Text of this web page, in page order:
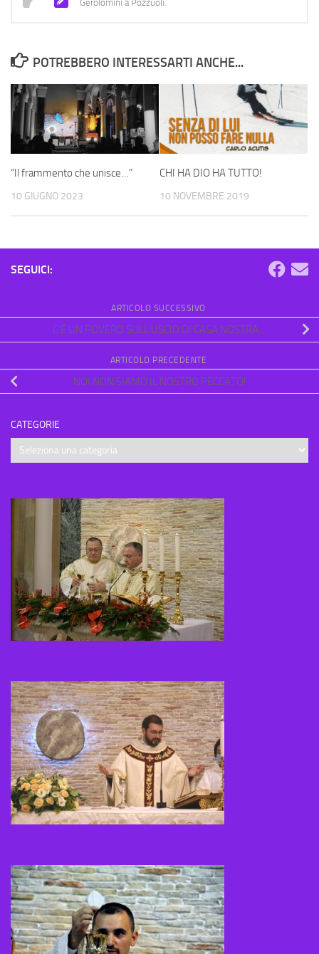
Gerolomini a Pozzuoli.
POTREBBERO INTERESSARTI ANCHE...
“Il frammento che unisce…”
10 GIUGNO 2023
CHI HA DIO HA TUTTO!
10 NOVEMBRE 2019
SEGUICI:
ARTICOLO SUCCESSIVO
C’È UN POVERO SULL’USCIO DI CASA NOSTRA…
ARTICOLO PRECEDENTE
NOI NON SIAMO IL NOSTRO PECCATO!
CATEGORIE
Categorie